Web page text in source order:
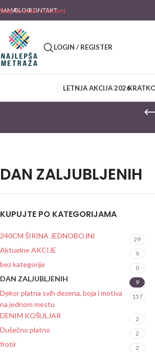
Skip to main content
BLOGKONTAKT
LOGIN / REGISTER
LETNJA AKCIJA 2026
DAN ZALJUBLJENIH
KUPUJTE PO KATEGORIJAMA
240CM ŠIRINA JEDNOBOJNI 29
Aktuelne AKCIJE 9
bez kategorije 0
DAN ZALJUBLJENIH 9
Dekor platna svih dezena, boja i motiva
na jednom mestu
157
DENIM KOŠULJAR 2
Dušečno platno 2
frotir 2